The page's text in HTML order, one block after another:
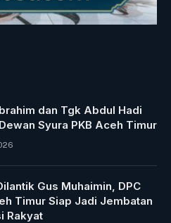
dan Tgk Abdul Hadi
Syura PKB Aceh Timur
Gus Muhaimin, DPC
Timur Siap Jadi Jembatan
Rakyat